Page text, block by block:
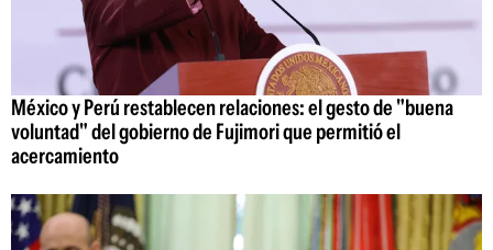
México y Perú restablecen relaciones: el gesto de "buena
voluntad" del gobierno de Fujimori que permitió el
acercamiento